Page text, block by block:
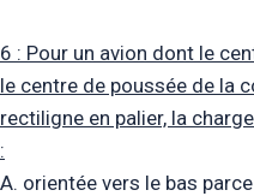
6 : Pour un avion dont le
le centre de poussée de la
rectiligne en palier, la
:
A. orientée vers le bas